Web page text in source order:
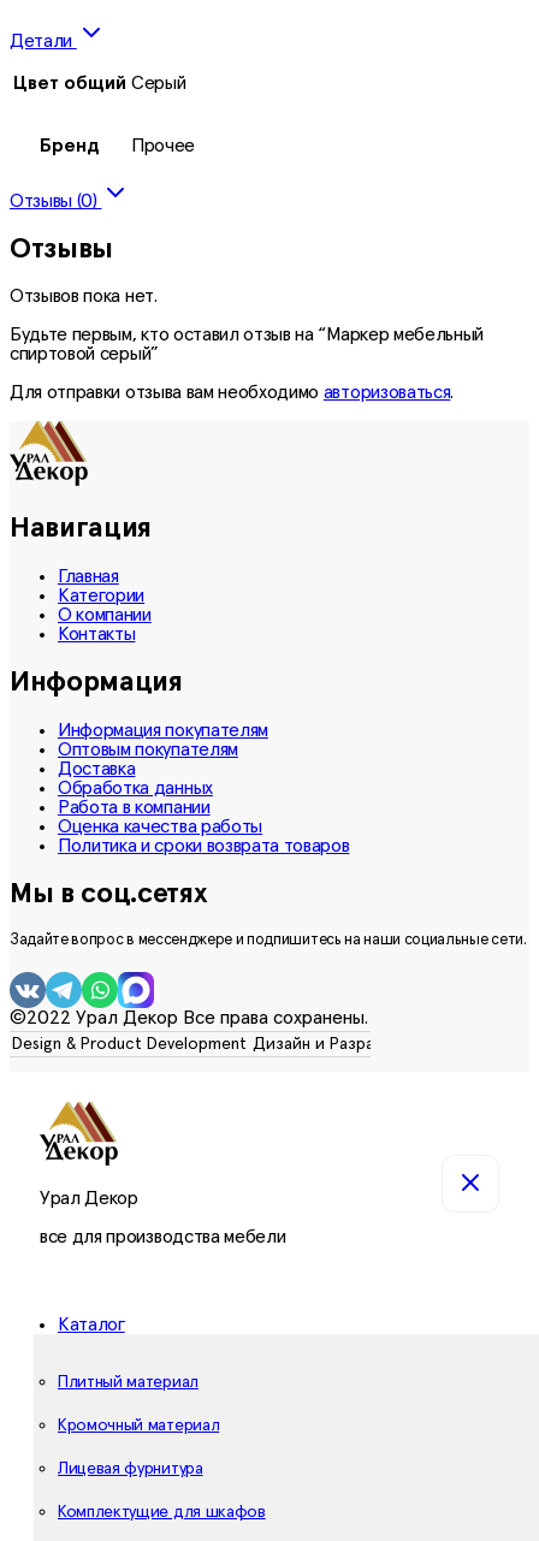
Детали
Цвет общий Серый
Бренд Прочее
Отзывы (0)
Отзывы
Отзывов пока нет.
Будьте первым, кто оставил отзыв на “Маркер мебельный
спиртовой серый”
Для отправки отзыва вам необходимо авторизоваться.
Навигация
Главная
Категории
О компании
Контакты
Информация
Информация покупателям
Оптовым покупателям
Доставка
Обработка данных
Работа в компании
Оценка качества работы
Политика и сроки возврата товаров
Мы в соц.сетях
Задайте вопрос в мессенджере и подпишитесь на наши социальные сети.
©2022 Урал Декор Все права сохранены.
Урал Декор
все для производства мебели
Каталог
Плитный материал
Кромочный материал
Лицевая фурнитура
Комплектущие для шкафов